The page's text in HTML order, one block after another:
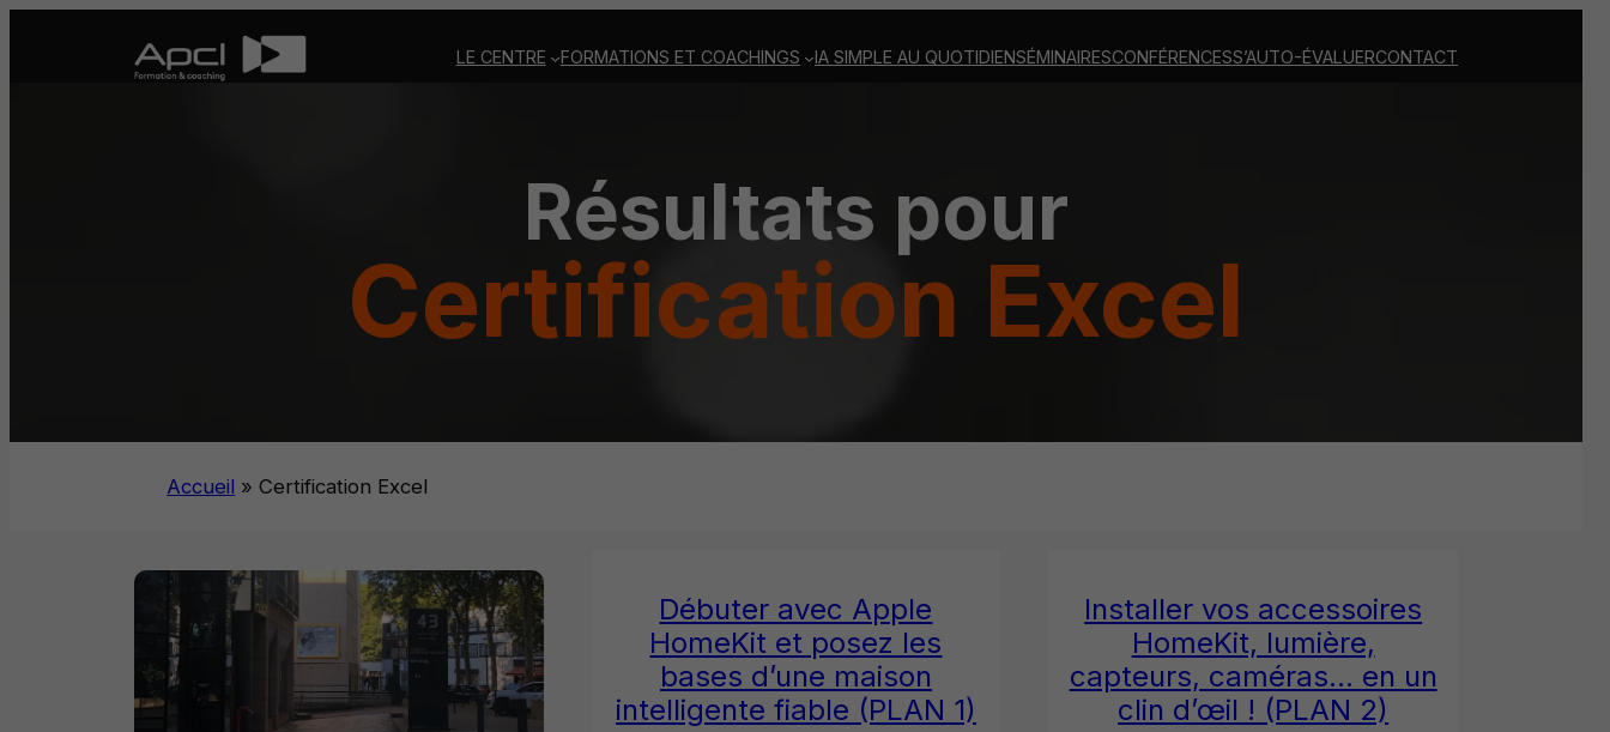
LE CENTRE FORMATIONS ET COACHINGS IA SIMPLE AU QUOTIDIENSÉMINAIRESCONFÉRENCESS’AUTO-ÉVALUERCONTACT
Résultats pour
Certification Excel
Accueil »Certification Excel
Débuter avec Apple
HomeKit et posez les
bases d’une maison
intelligente fiable (PLAN 1)
Installer vos accessoires
HomeKit, lumière,
capteurs, caméras… en un
clin d’œil ! (PLAN 2)